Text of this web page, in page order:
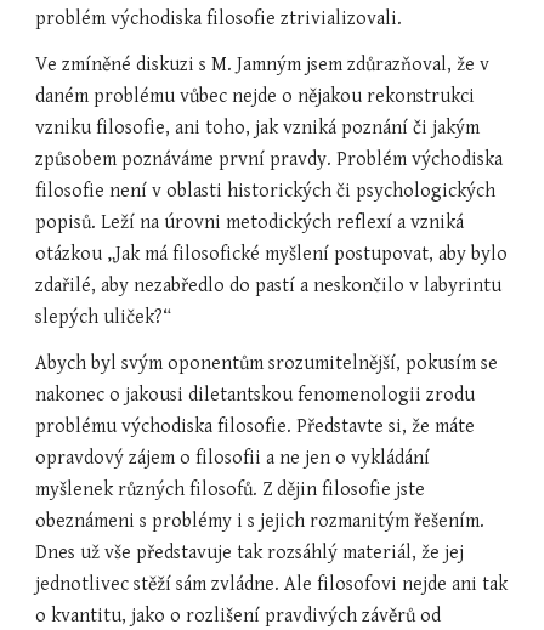
problém východiska filosofie ztrivializovali.
Ve zmíněné diskuzi s M. Jamným jsem zdůrazňoval, že v
daném problému vůbec nejde o nějakou rekonstrukci
vzniku filosofie, ani toho, jak vzniká poznání či jakým
způsobem poznáváme první pravdy. Problém východiska
filosofie není v oblasti historických či psychologických
popisů. Leží na úrovni metodických reflexí a vzniká
otázkou „Jak má filosofické myšlení postupovat, aby bylo
zdařilé, aby nezabředlo do pastí a neskončilo v labyrintu
slepých uliček?“
Abych byl svým oponentům srozumitelnější, pokusím se
nakonec o jakousi diletantskou fenomenologii zrodu
problému východiska filosofie. Představte si, že máte
opravdový zájem o filosofii a ne jen o vykládání
myšlenek různých filosofů. Z dějin filosofie jste
obeznámeni s problémy i s jejich rozmanitým řešením.
Dnes už vše představuje tak rozsáhlý materiál, že jej
jednotlivec stěží sám zvládne. Ale filosofovi nejde ani tak
o kvantitu, jako o rozlišení pravdivých závěrů od